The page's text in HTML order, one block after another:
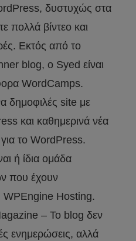
δυστυχώς στα
πολλά βίντεο και
Εκτός από το
blog, o Syed είναι
WordCamps.
δημοφιλές site με
και καθημερινά νέα
το WordPress.
ή ίδια ομάδα
που έχουν
WPEngine Hosting.
– Το blog δεν
ενημερώσεις, αλλά